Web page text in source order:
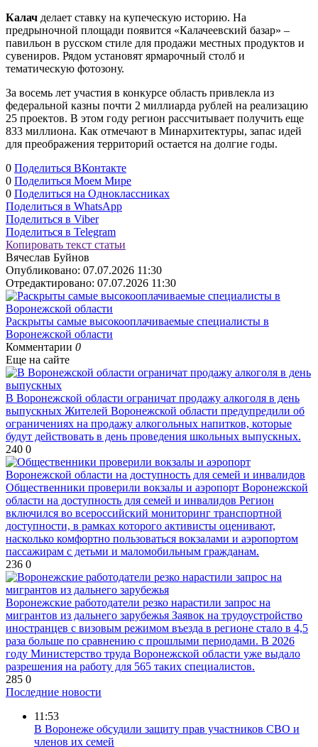
Калач делает ставку на купеческую историю. На
предрыночной площади появится «Калачеевский базар» –
павильон в русском стиле для продажи местных продуктов и
сувениров. Рядом установят ярмарочный столб и
тематическую фотозону.
За восемь лет участия в конкурсе область привлекла из
федеральной казны почти 2 миллиарда рублей на реализацию
25 проектов. В этом году регион рассчитывает получить еще
833 миллиона. Как отмечают в Минархитектуры, запас идей
для преображения территорий остается на долгие годы.
0 Поделиться ВКонтакте
0 Поделиться Моем Мире
0 Поделиться на Одноклассниках
Поделиться в WhatsApp
Поделиться в Viber
Поделиться в Telegram
Копировать текст статьи
Вячеслав Буйнов
Опубликовано: 07.07.2026 11:30
Отредактировано: 07.07.2026 11:30
Раскрыты самые высокооплачиваемые специалисты в
Воронежской области
Комментарии 0
Еще на сайте
В Воронежской области ограничат продажу алкоголя в день
выпускных Жителей Воронежской области предупредили об
ограничениях на продажу алкогольных напитков, которые
будут действовать в день проведения школьных выпускных.
240 0
Общественники проверили вокзалы и аэропорт Воронежской
области на доступность для семей и инвалидов Регион
включился во всероссийский мониторинг транспортной
доступности, в рамках которого активисты оценивают,
насколько комфортно пользоваться вокзалами и аэропортом
пассажирам с детьми и маломобильным гражданам.
236 0
Воронежские работодатели резко нарастили запрос на
мигрантов из дальнего зарубежья Заявок на трудоустройство
иностранцев с визовым режимом въезда в регионе стало в 4,5
раза больше по сравнению с прошлыми периодами. В 2026
году Министерство труда Воронежской области уже выдало
разрешения на работу для 565 таких специалистов.
285 0
Последние новости
11:53
В Воронеже обсудили защиту прав участников СВО и
членов их семей